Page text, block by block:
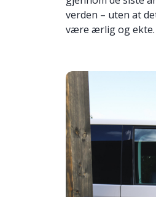
verden – uten at
være ærlig og ekte.